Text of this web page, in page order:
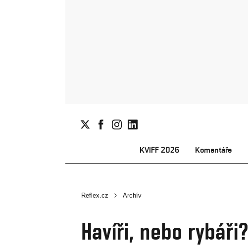
KVIFF 2026 Komentáře
Reflex.cz Archív
Havíři, nebo rybáři?